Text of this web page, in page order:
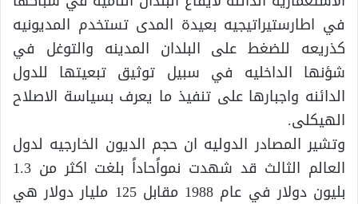
في اطارستيراتيجيه بعيدة المدى تستخدم المديونيه
كذريعه للضغط على البلدان المدينه والتوغل في
شؤنها الداخليه في سبيل توثيق تبعيتها للدول
الدائنه واجبارها على تنفيذ ما يعرف بسياسة الاصلاح
الهيكلى.
وتشير المصادر الدوليه ان حجم الديون الخارجيه لدول
العالم الثالث قد شهدت نمواًحاداً بلغت اكثر من 1.3
بليون دولار في عام 1988 مقابل 125 مليار دولار هي